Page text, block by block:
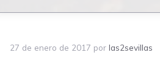
27 de enero de 2017 por las2sevillas